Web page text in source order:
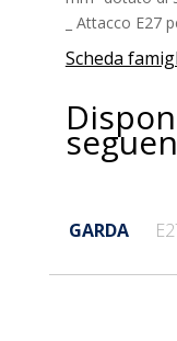
_ Attacco E27
Scheda
GARDA